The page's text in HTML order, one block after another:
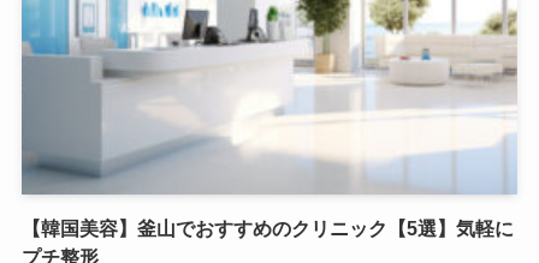
【韓国美容】釜山でおすすめのクリニック【5選】気軽に
プチ整形